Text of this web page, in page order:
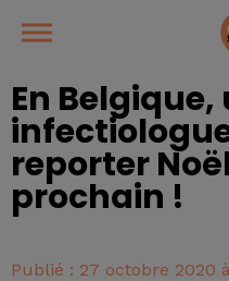
En Belgique,
reporter
prochain !
Publié : 27 octobre 2020